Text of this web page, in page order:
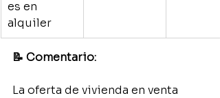
es en
alquiler
📝 Comentario:
La oferta de vivienda en venta